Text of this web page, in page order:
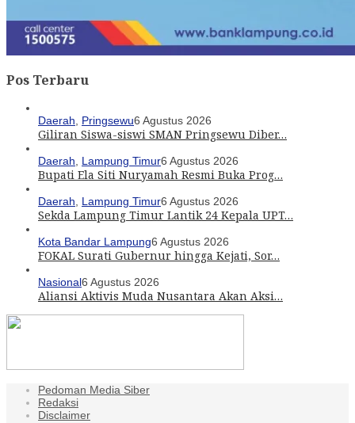
Pos Terbaru
Daerah Pringsewu6 Agustus 2026
Giliran Siswa-siswi SMAN Pringsewu Diber…
Daerah Lampung Timur6 Agustus 2026
Bupati Ela Siti Nuryamah Resmi Buka Prog…
Daerah Lampung Timur6 Agustus 2026
Sekda Lampung Timur Lantik 24 Kepala UPT…
Kota Bandar Lampung6 Agustus 2026
FOKAL Surati Gubernur hingga Kejati, Sor…
Nasional6 Agustus 2026
Aliansi Aktivis Muda Nusantara Akan Aksi…
Pedoman Media Siber
Redaksi
Disclaimer